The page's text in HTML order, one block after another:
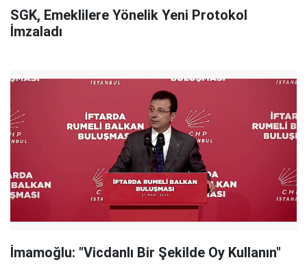
SGK, Emeklilere Yönelik Yeni Protokol
İmzaladı
İmamoğlu: "Vicdanlı Bir Şekilde Oy Kullanın"